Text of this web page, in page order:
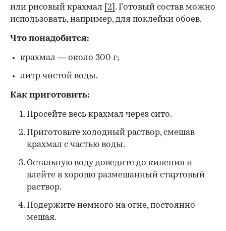
или рисовый крахмал [2] . Готовый состав можно
использовать, например, для поклейки обоев.
Что понадобится:
крахмал — около 300 г;
литр чистой воды.
Как приготовить:
Просейте весь крахмал через сито.
Приготовьте холодный раствор, смешав
крахмал с частью воды.
Остальную воду доведите до кипения и
влейте в хорошо размешанный стартовый
раствор.
Подержите немного на огне, постоянно
мешая.